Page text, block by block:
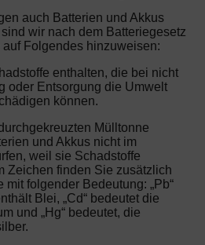
auch Batterien und Akkus
wir nach dem Batteriegesetz
Folgendes hinzuweisen:
enthalten, die bei nicht
oder Entsorgung die Umwelt
können.
Mülltonne
und Akkus nicht im
weil sie Schadstoffe
Zeichen finden Sie zusätzlich
folgender Bedeutung: „Pb“
Blei, „Cd“ bedeutet die
und „Hg“ bedeutet, die